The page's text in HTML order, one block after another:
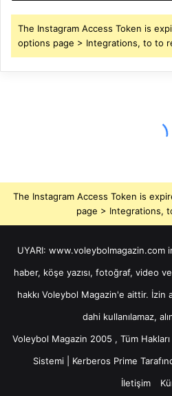
The Instagram Access Token is
options page > Integrations, to to
The Instagram Access Token is
page > Integrations,
UYARI: www.voleybolmagazin.com
haber, köşe yazısı, fotoğraf, video
hakkı Voleybol Magazin'e aittir. İzin
dahi kullanılamaz,
Voleybol Magazin 2005 , Tüm
Sistemi| Kerberos Prime
İletişim